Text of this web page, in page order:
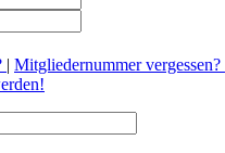
| Mitgliedernummer vergessen?